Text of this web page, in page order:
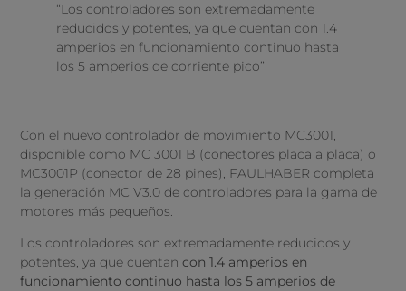
“Los controladores son extremadamente
reducidos y potentes, ya que cuentan con 1.4
amperios en funcionamiento continuo hasta
los 5 amperios de corriente pico”
Con el nuevo controlador de movimiento MC3001,
disponible como MC 3001 B (conectores placa a placa) o
MC3001P (conector de 28 pines), FAULHABER completa
la generación MC V3.0 de controladores para la gama de
motores más pequeños.
Los controladores son extremadamente reducidos y
potentes, ya que cuentancon 1.4 amperios en
funcionamiento continuo hasta los 5 amperios de